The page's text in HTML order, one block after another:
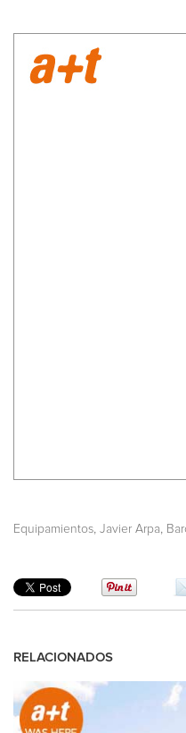
Equipamientos, Javier Arpa,
RELACIONADOS